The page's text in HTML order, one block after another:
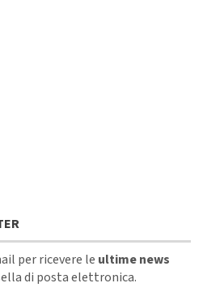
per ricevere le ultime news
di posta elettronica.